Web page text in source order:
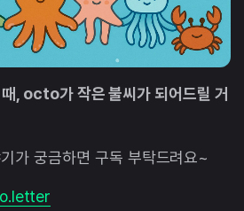
, octo가 작은 불씨가 되어드릴 거
가 궁금하면 구독 부탁드려요~